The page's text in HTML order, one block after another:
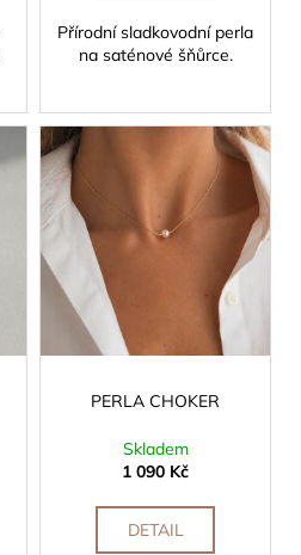
Přírodní sladkovodní perla
na saténové šňůrce.
PERLA CHOKER
Skladem
1 090 Kč
DETAIL